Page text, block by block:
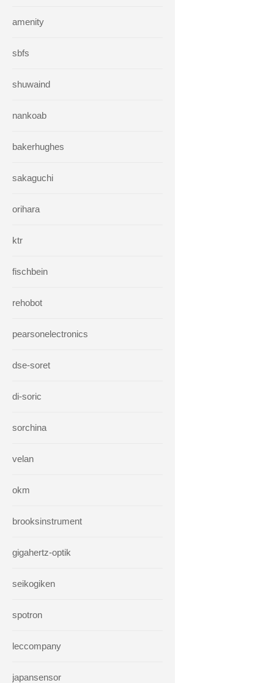
amenity
sbfs
shuwaind
nankoab
bakerhughes
sakaguchi
orihara
ktr
fischbein
rehobot
pearsonelectronics
dse-soret
di-soric
sorchina
velan
okm
brooksinstrument
gigahertz-optik
seikogiken
spotron
leccompany
japansensor